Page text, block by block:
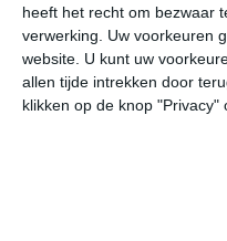
heeft het recht om bezwaar
verwerking. Uw voorkeuren
website. U kunt uw
allen tijde intrekken door
klikken op de knop "Privacy"
21:00 00:00